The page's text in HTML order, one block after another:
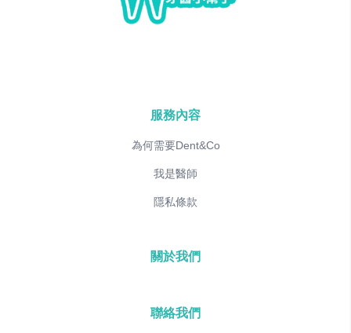
服務內容
為何需要Dent&Co
我是醫師
隱私條款
關於我們
聯絡我們